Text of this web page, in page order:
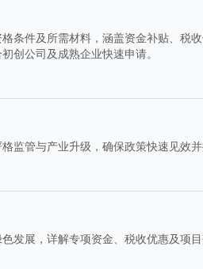
条件及所需材料，涵盖资金补贴、税
创公司及成熟企业快速申请。
监管与产业升级，确保政策快速见效并
发展，详解专项资金、税收优惠及项